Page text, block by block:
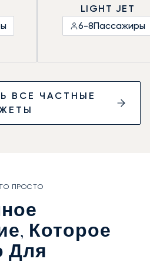
LIGHT JET
6-8Пассажиры
ВСЕ ЧАСТНЫЕ
ПРОСТО
Которое
Для